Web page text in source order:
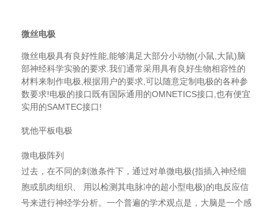
微丝电极
微丝电极具有良好性能,能够满足大部分小动物(小鼠,大鼠)脑
部神经科学实验的要求.我们通常采用具有良好生物相容性的
材料来制作电极,根据用户的要求,可以随意定制电极的各种参
数要求!电极的接口既有国际通用的OMNETICS接口,也有便宜
实用的SAMTEC接口!
犹他平板电极
微电极阵列
过去，在不同的刺激条件下，通过对单微电极(指插入神经细
胞或肌肉组织、 用以检测其电脉冲的超小型电极)的电反应信
号来进行神经学分析。一个普遍的学术观点是，大脑是一个感